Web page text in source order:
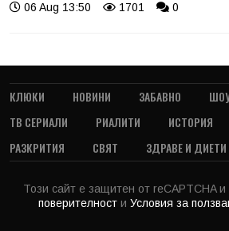
06 Aug 13:50 1701 0
КЛЮКИ НОВИНИ ЗАБАВНО
ТВ СЕРИАЛИ
РИАЛИТИ ИСТОРИЯ
РАЗКРИТИЯ
СВЯТ ЗДРАВЕ И ДИЕТИ
Този сайт е защитен от reCAPTCHA и
поверителност и Условия за